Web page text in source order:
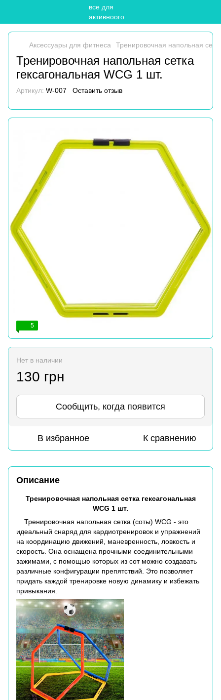
Аксессуары для фитнеса Тренировочная напольная
Тренировочная напольная сетка
гексагональная WCG 1 шт.
Артикул: W-007 Оставить отзыв
5
Нет в наличии
130 грн
Сообщить, когда появится
В избранное К сравнению
Описание
Тренировочная напольная сетка гексагональная
WCG 1 шт.
Тренировочная напольная сетка (соты) WCG - это
идеальный снаряд для кардиотренировок и упражнений
на координацию движений, маневренность, ловкость и
скорость. Она оснащена прочными соединительными
зажимами, с помощью которых из сот можно создавать
различные конфигурации препятствий. Это позволяет
придать каждой тренировке новую динамику и избежать
привыкания.